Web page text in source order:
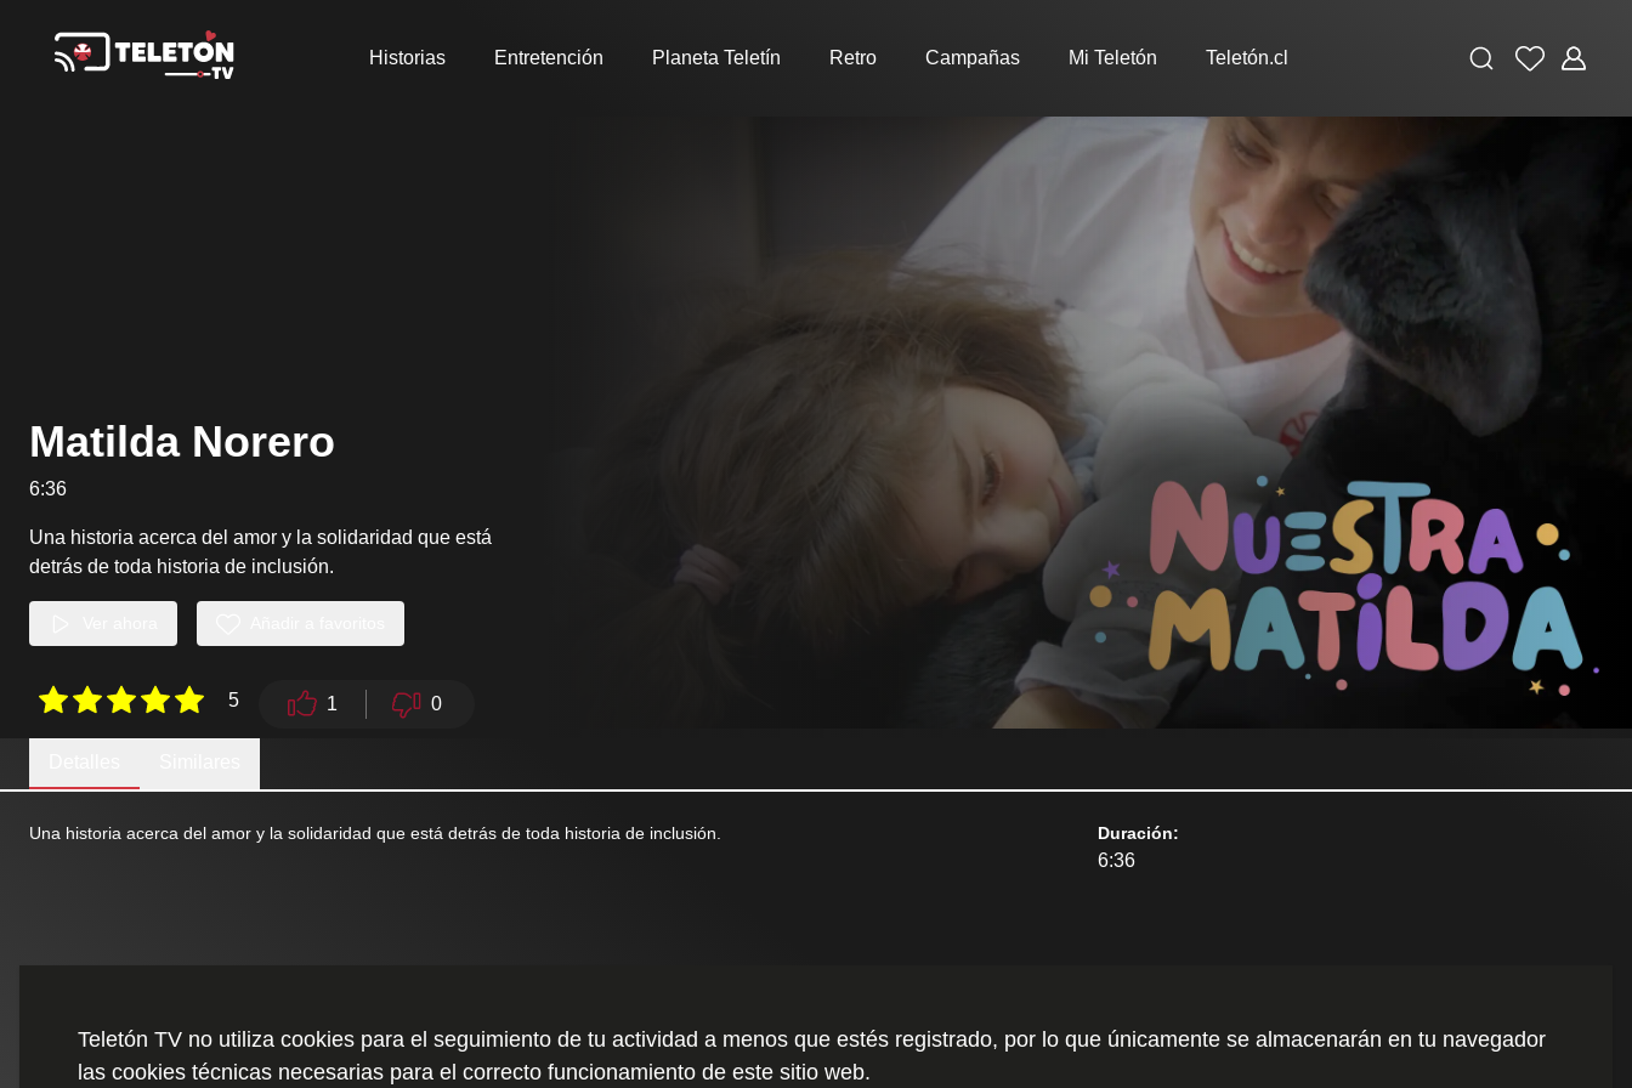
Historias Entretención Planeta Teletín Retro Campañas Mi Teletón Teletón.cl BuscarFavoritos
Matilda Norero
6:36
Una historia acerca del amor y la solidaridad que está
detrás de toda historia de inclusión.
5 1 0
Una historia acerca del amor y la solidaridad que está detrás de toda historia de inclusión. Duración:
6:36
Teletón TV no utiliza cookies para el seguimiento de tu actividad a menos que estés registrado, por lo que únicamente se almacenarán en tu navegador
las cookies técnicas necesarias para el correcto funcionamiento de este sitio web.